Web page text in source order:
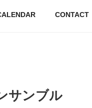
CONTACT
サンブル